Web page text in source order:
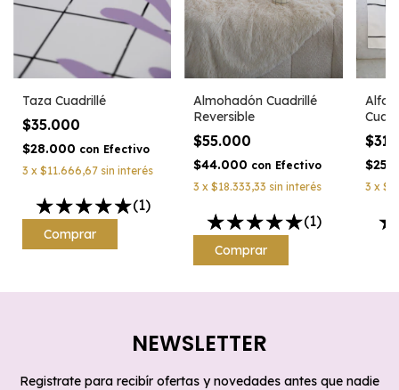
Taza Cuadrillé
$35.000
$28.000 con Efectivo
3 x $11.666,67 sin interés
(1)
Almohadón Cuadrillé
Reversible
$55.000
$44.000 con Efectivo
3 x$18.333,33 sin interés
(1)
Comprar
3 x
NEWSLETTER
Registrate para recibír ofertas y novedades antes que nadie